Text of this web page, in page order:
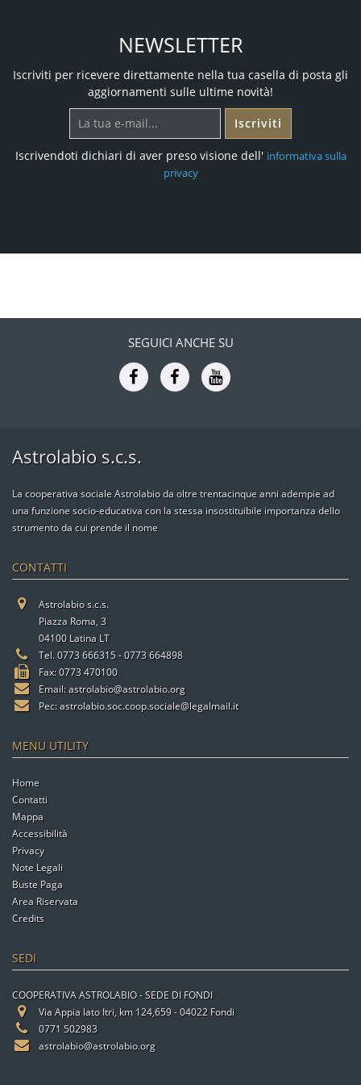
NEWSLETTER
Iscriviti per ricevere direttamente nella tua casella di posta gli
aggiornamenti sulle ultime novità!
Iscriviti
Iscrivendoti dichiari di aver preso visione dell' informativa sulla
privacy
SEGUICI ANCHE SU
Astrolabio s.c.s.
La cooperativa sociale Astrolabio da oltre trentacinque anni adempie ad
una funzione socio-educativa con la stessa insostituibile importanza dello
strumento da cui prende il nome
CONTATTI
Astrolabio s.c.s.
Piazza Roma, 3
04100 Latina LT
Tel. 0773 666315 - 0773 664898
Fax: 0773 470100
Email:astrolabio@astrolabio.org
Pec:astrolabio.soc.coop.sociale@legalmail.it
MENU UTILITY
Home
Contatti
Mappa
Accessibilità
Privacy
Note Legali
Buste Paga
Area Riservata
Credits
SEDI
COOPERATIVA ASTROLABIO - SEDE DI FONDI
Via Appia lato Itri, km 124,659 - 04022 Fondi
0771 502983
astrolabio@astrolabio.org